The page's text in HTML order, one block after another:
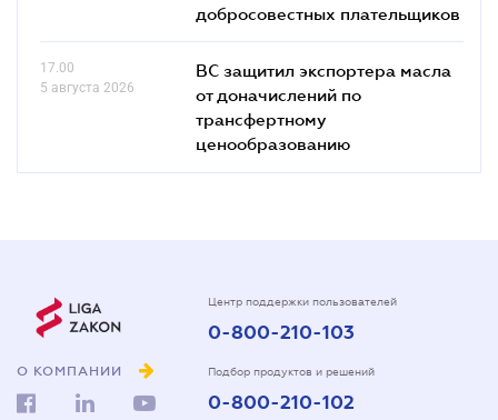
добросовестных плательщиков
17.00
5 августа 2026
ВС защитил экспортера масла
от доначислений по
трансфертному
ценообразованию
О КОМПАНИИ
Центр поддержки пользователей
0-800-210-103
Подбор продуктов и решений
0-800-210-102